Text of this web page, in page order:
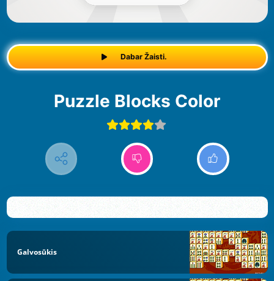
Dabar Žaisti.
Puzzle Blocks Color
Galvosūkis